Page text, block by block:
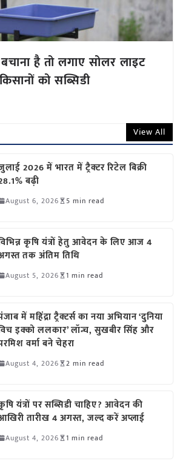
है तो लगाए सोलर लाइट
को सब्सिडी
View All
2026 में भारत में ट्रैक्टर रिटेल बिक्री
बढ़ी
August 6, 2026 5 min read
कृषि यंत्रों हेतु आवेदन के लिए आज 4
तक अंतिम तिथि
August 5, 2026 1 min read
में महिंद्रा ट्रैक्टर्स का नया अभियान ‘दुनिया
इक्को ललकार’ लॉन्च, सुखबीर सिंह और
वर्मा बने चेहरा
August 4, 2026 2 min read
यंत्रों पर सब्सिडी चाहिए? आवेदन की
तारीख 4 अगस्त, जल्द करें अप्लाई
August 4, 2026 1 min read